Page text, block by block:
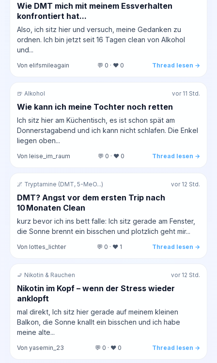
Wie DMT mich mit meinem Essverhalten
konfrontiert hat...
Also, ich sitz hier und versuch, meine Gedanken zu
ordnen. Ich bin jetzt seit 16 Tagen clean von Alkohol
und...
Von elifsmileagain 💬 0 · ❤️ 0 Thread lesen →
🍺 Alkohol vor 11 Std.
Wie kann ich meine Tochter noch retten
Ich sitz hier am Küchentisch, es ist schon spät am
Donnerstagabend und ich kann nicht schlafen. Die Enkel
liegen oben...
Von leise_im_raum 💬 0 · ❤️ 0 Thread lesen →
🌌 Tryptamine (DMT, 5-MeO...) vor 12 Std.
DMT? Angst vor dem ersten Trip nach
10 Monaten Clean
kurz bevor ich ins bett falle: Ich sitz gerade am Fenster,
die Sonne brennt ein bisschen und plotzlich geht mir...
Von lottes_lichter 💬 0 · ❤️ 1 Thread lesen →
🚬 Nikotin & Rauchen vor 12 Std.
Nikotin im Kopf – wenn der Stress wieder
anklopft
mal direkt, Ich sitz hier gerade auf meinem kleinen
Balkon, die Sonne knallt ein bisschen und ich habe
meine alte...
Von yasemin_23 💬 0 · ❤️ 0 Thread lesen →